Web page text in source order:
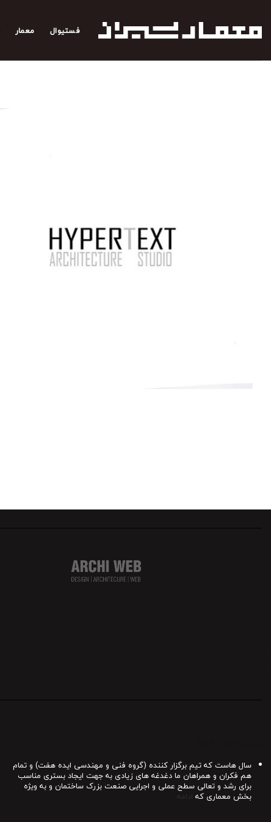
محتوا
فستیوال معمار
سال هاست که تیم برگزار کننده (گروه فنی و مهندسی ایده هفت) و تمام
هم فکران و همراهان ما دغدغه های زیادی به جهت ایجاد بستری مناسب
برای رشد و تعالی سطح عملی و اجرایی صنعت بزرک ساختمان و به ویژه
بخش معماری که ادامه ..